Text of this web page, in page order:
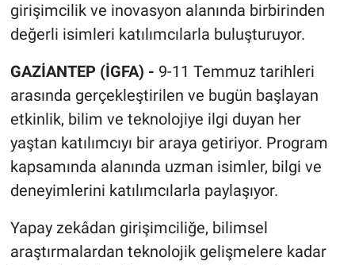
girişimcilik ve inovasyon alanında birbirinden
değerli isimleri katılımcılarla buluşturuyor.
GAZİANTEP (İGFA) - 9-11 Temmuz tarihleri
arasında gerçekleştirilen ve bugün başlayan
etkinlik, bilim ve teknolojiye ilgi duyan her
yaştan katılımcıyı bir araya getiriyor. Program
kapsamında alanında uzman isimler, bilgi ve
deneyimlerini katılımcılarla paylaşıyor.
Yapay zekâdan girişimciliğe, bilimsel
araştırmalardan teknolojik gelişmelere kadar